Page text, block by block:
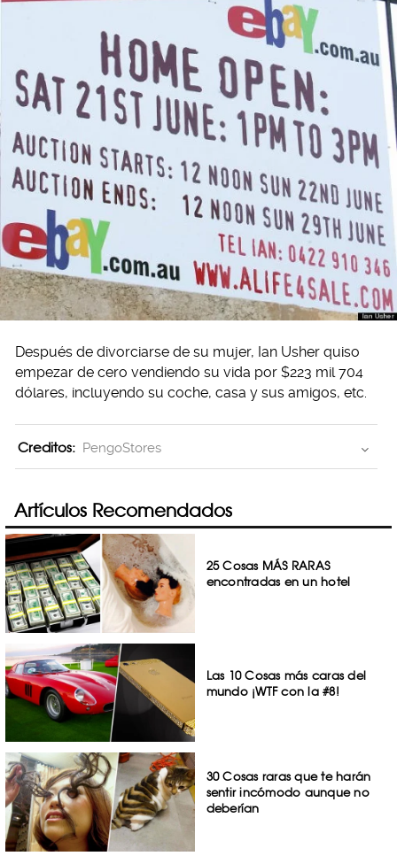
Después de divorciarse de su mujer, Ian Usher quiso
empezar de cero vendiendo su vida por $223 mil 704
dólares, incluyendo su coche, casa y sus amigos, etc.
Creditos: PengoStores
Artículos Recomendados
25 Cosas MÁS RARAS
encontradas en un hotel
Las 10 Cosas más caras del
mundo ¡WTF con la #8!
30 Cosas raras que te harán
sentir incómodo aunque no
deberían